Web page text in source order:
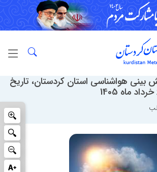
بینی هواشناسی استان کردستان، تاریخ